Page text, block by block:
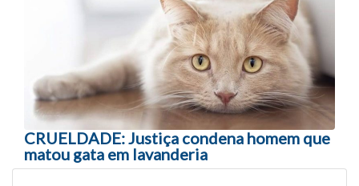
CRUELDADE: Justiça condena homem que
matou gata em lavanderia